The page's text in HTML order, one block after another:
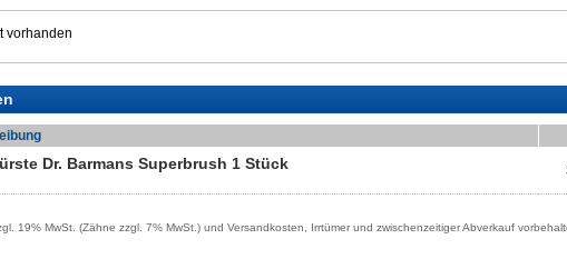
vorhanden
Dr. Barmans Superbrush 1 Stück
19% MwSt. (Zähne zzgl. 7% MwSt.) und Versandkosten, Irrtümer und zwischenzeitiger Abverkauf